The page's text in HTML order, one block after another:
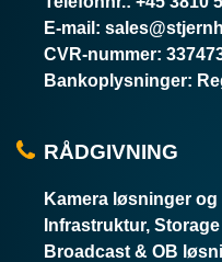
E-mail :
CVR-nummer:
Bankoplysninger:
RÅDGIVNING
Kamera løsninger
Infrastruktur,
Broadcast & OB